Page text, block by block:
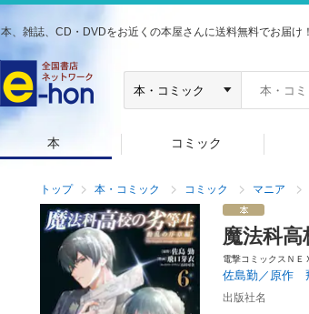
本、雑誌、CD・DVDをお近くの本屋さんに送料無料でお届け！
本 コミック
トップ 本・コミック コミック マニア
魔法科
電撃コミックスＮ
佐島勤／原作
出版社名